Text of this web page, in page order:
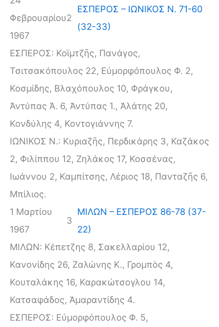
Φεβρουαρίου
1967
2
ΕΣΠΕΡΟΣ – ΙΩΝΙΚΟΣ Ν. 71-60
(32-33)
ΕΣΠΕΡΟΣ: Κοϊμτζῆς, Πανάγος,
Τσιτσακόπουλος 22, Εὐμορφόπουλος Φ. 2,
Κοσμίδης, Βλαχόπουλος 10, Φράγκου,
Ἀντύπας Ἀ. 6, Ἀντύπας Ἰ., Ἁλάτης 20,
Κονδύλης 4, Κοντογιάννης 7.
ΙΩΝΙΚΟΣ Ν.: Κυριαζῆς, Περδικάρης 3, Καζάκος
2, Φιλίππου 12, Ζηλάκος 17, Κοσσένας,
Ιωάννου 2, Καμπίτσης, Λέριος 18, Πανταζῆς 6,
Μπίλιος.
1 Μαρτίου
1967
3
ΜΙΛΩΝ – ΕΣΠΕΡΟΣ 86-78 (37-
22)
ΜΙΛΩΝ: Κέπετζης 8, Σακελλαρίου 12,
Κανονίδης 26, Ζαλώνης Κ., Γρομπὸς 4,
Κουταλάκης 16, Καρακώτσογλου 14,
Κατσαφάδος, Ἀμαραντίδης 4.
ΕΣΠΕΡΟΣ: Εὐμορφόπουλος Φ. 5,